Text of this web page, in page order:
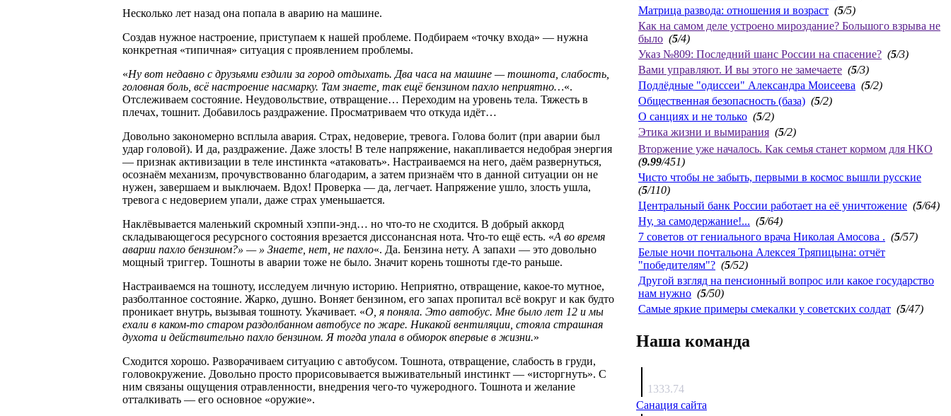
Несколько лет назад она попала в аварию на машине.
Создав нужное настроение, приступаем к нашей проблеме. Подбираем «точку входа» — нужна
конкретная «типичная» ситуация с проявлением проблемы.
«Ну вот недавно с друзьями ездили за город отдыхать. Два часа на машине — тошнота, слабость,
головная боль, всё настроение насмарку. Там знаете, так ещё бензином пахло неприятно…«.
Отслеживаем состояние. Неудовольствие, отвращение… Переходим на уровень тела. Тяжесть в
плечах, тошнит. Добавилось раздражение. Просматриваем что откуда идёт…
Довольно закономерно всплыла авария. Страх, недоверие, тревога. Голова болит (при аварии был
удар головой). И да, раздражение. Даже злость! В теле напряжение, накапливается недобрая энергия
— признак активизации в теле инстинкта «атаковать». Настраиваемся на него, даём развернуться,
осознаём механизм, прочувствованно благодарим, а затем признаём что в данной ситуации он не
нужен, завершаем и выключаем. Вдох! Проверка — да, легчает. Напряжение ушло, злость ушла,
тревога с недоверием упали, даже страх уменьшается.
Наклёвывается маленький скромный хэппи-энд… но что-то не сходится. В добрый аккорд
складывающегося ресурсного состояния врезается диссонансная нота. Что-то ещё есть. «А во время
аварии пахло бензином?» — » Знаете, нет, не пахло«. Да. Бензина нету. А запахи — это довольно
мощный триггер. Тошноты в аварии тоже не было. Значит корень тошноты где-то раньше.
Настраиваемся на тошноту, исследуем личную историю. Неприятно, отвращение, какое-то мутное,
разболтанное состояние. Жарко, душно. Воняет бензином, его запах пропитал всё вокруг и как будто
проникает внутрь, вызывая тошноту. Укачивает. «О, я поняла. Это автобус. Мне было лет 12 и мы
ехали в каком-то старом раздолбанном автобусе по жаре. Никакой вентиляции, стояла страшная
духота и действительно пахло бензином. Я тогда упала в обморок впервые в жизни.»
Сходится хорошо. Разворачиваем ситуацию с автобусом. Тошнота, отвращение, слабость в груди,
головокружение. Довольно просто прорисовывается выживательный инстинкт — «исторгнуть». С
ним связаны ощущения отравленности, внедрения чего-то чужеродного. Тошнота и желание
отталкивать — его основное «оружие».
Матрица развода: отношения и возраст (5/5)
Как на самом деле устроено мироздание? Большого взрыва не
было (5/4)
Указ №809: Последний шанс России на спасение? (5/3)
Вами управляют. И вы этого не замечаете (5/3)
Подлёдные "одиссеи" Александра Моисеева (5/2)
Общественная безопасность (база) (5/2)
О санциях и не только (5/2)
Этика жизни и вымирания (5/2)
Вторжение уже началось. Как семья станет кормом для НКО
(9.99/451)
Чисто чтобы не забыть, первыми в космос вышли русские
(5/110)
Центральный банк России работает на её уничтожение (5/64)
Ну, за самодержание!... (5/64)
7 советов от гениального врача Николая Амосова . (5/57)
Белые ночи почтальона Алексея Тряпицына: отчёт
"победителям"? (5/52)
Другой взгляд на пенсионный вопрос или какое государство
нам нужно (5/50)
Самые яркие примеры смекалки у советских солдат (5/47)
Наша команда
1333.74
Санация сайта